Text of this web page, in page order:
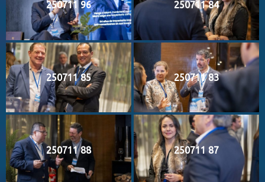
250711 96 250711 84
250711 85 250711 83
250711 88 250711 87